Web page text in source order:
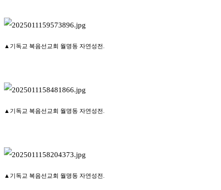
▲기독교 복음선교회 월명동 자연성전.
▲기독교 복음선교회 월명동 자연성전.
▲기독교 복음선교회 월명동 자연성전.